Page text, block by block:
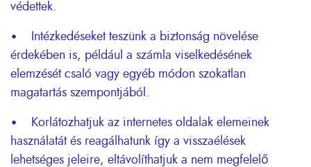
védettek.
• Intézkedéseket teszünk a biztonság növelése
érdekében is, például a számla viselkedésének
elemzését csaló vagy egyéb módon szokatlan
magatartás szempontjából.
• Korlátozhatjuk az internetes oldalak elemeinek
használatát és reagálhatunk így a visszaélések
lehetséges jeleire, eltávolíthatjuk a nem megfelelő